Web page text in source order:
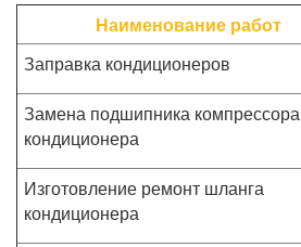
Наименование работ
Заправка кондиционеров
Замена подшипника компрессора
кондиционера
Изготовление ремонт шланга
кондиционера